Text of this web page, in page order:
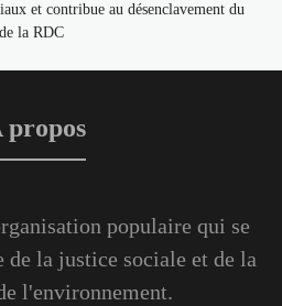
et contribue au désenclavement du
la RDC
propos
populaire qui se
de la justice sociale et de la
l'environnement.